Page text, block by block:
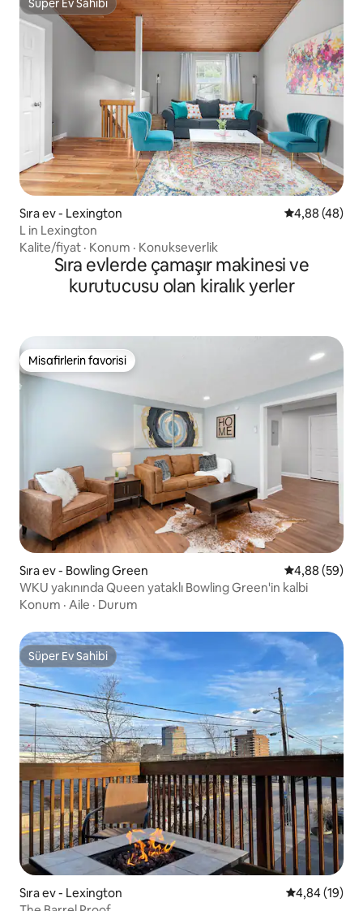
Süper Ev Sahibi
Süper Ev Sahibi
Sıra ev - Lexington 5 üzerinden
4,88 (48)
L in Lexington
Kalite/fiyat · Konum · Konukseverlik
Sıra evlerde çamaşır makinesi ve
kurutucusu olan kiralık yerler
Misafirlerin favorisi
Misafirlerin favorisi
Sıra ev - Bowling Green 5 üzerinden
4,88 (59)
WKU yakınında Queen yataklı Bowling Green'in kalbi
Konum · Aile · Durum
Süper Ev Sahibi
Süper Ev Sahibi
Sıra ev - Lexington 5 üzerinden
4,84 (19)